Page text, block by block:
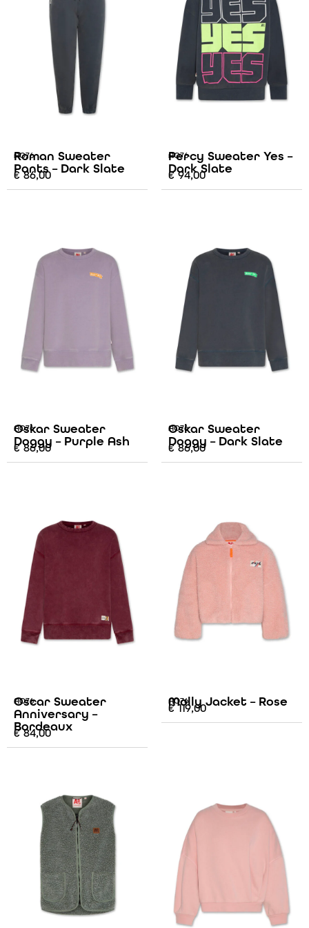
AO76
Roman Sweater
Pants – Dark Slate
€86,00
AO76
Percy Sweater Yes –
Dark Slate
€94,00
AO76
Oskar Sweater
Doggy – Purple Ash
€86,00
AO76
Oskar Sweater
Doggy – Dark Slate
€86,00
AO76
Oscar Sweater
Anniversary –
Bordeaux
€84,00
AO76
Molly Jacket – Rose
€119,00